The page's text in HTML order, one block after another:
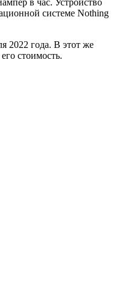
системе Nothing
2022 года. В этот же
стоимость.